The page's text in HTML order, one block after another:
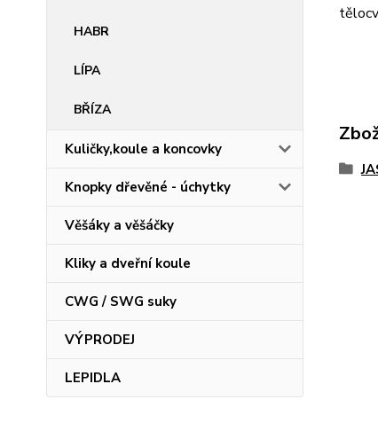
HABR
LÍPA
BŘÍZA
Kuličky,koule a koncovky
Knopky dřevěné - úchytky
Věšáky a věšáčky
Kliky a dveřní koule
CWG / SWG suky
VÝPRODEJ
LEPIDLA